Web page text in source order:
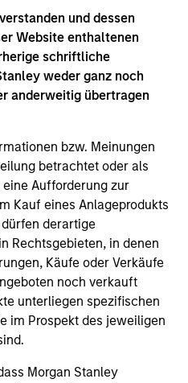
und dessen
Website enthaltenen
schriftliche
weder ganz noch
anderweitig übertragen
bzw. Meinungen
betrachtet oder als
Aufforderung zur
Kauf eines Anlageprodukts
derartige
Rechtsgebieten, in denen
Käufe oder Verkäufe
noch verkauft
unterliegen spezifischen
im Prospekt des jeweiligen
Morgan Stanley
incentive compensation
allocate a significant
into the portfolios they
THINKING AND
THEMES
disruptive change research
leans toward specialization.
thinking where investors
business models.